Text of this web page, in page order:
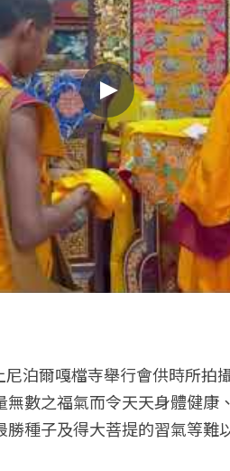
尼泊爾嘎檔寺舉行會供時所拍
數之福氣而令天天身體健康
種子及得大菩提的習氣等難